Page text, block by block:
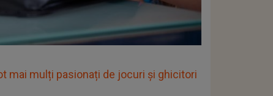
mai mulți pasionați de jocuri și ghicitori